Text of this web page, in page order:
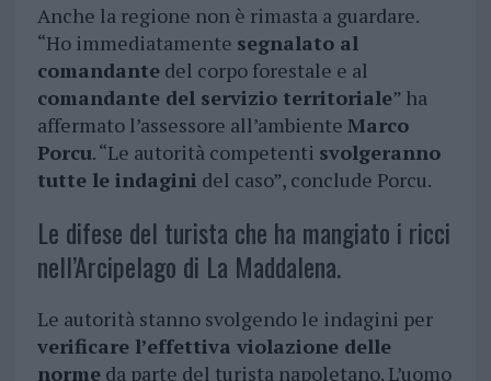
Anche la regione non è rimasta a guardare.
“Ho immediatamente segnalato al
comandantedel corpo forestale e al
comandante del servizio territoriale” ha
affermato l’assessore all’ambiente Marco
Porcu. “Le autorità competenti svolgeranno
tutte le indagini del caso”, conclude Porcu.
Le difese del turista che ha mangiato i ricci
nell’Arcipelago di La Maddalena.
Le autorità stanno svolgendo le indagini per
verificare l’effettiva violazione delle
normeda parte del turista napoletano. L’uomo